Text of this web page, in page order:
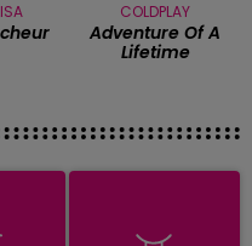
COLDPLAY
Adventure Of A
Lifetime